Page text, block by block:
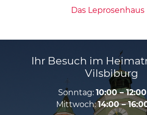
Das Leprosenhaus
Ihr Besuch im
Vilsbiburg
Sonntag: 10:00 –
Mittwoch:14:00 –